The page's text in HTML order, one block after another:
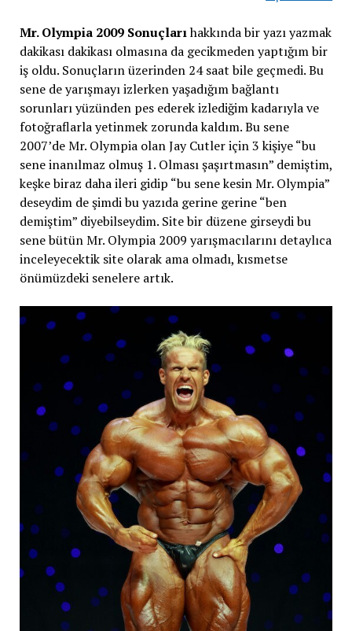
Mr. Olympia 2009 Sonuçlarıhakkında bir yazı yazmak
dakikası dakikası olmasına da gecikmeden yaptığım bir
iş oldu. Sonuçların üzerinden 24 saat bile geçmedi. Bu
sene de yarışmayı izlerken yaşadığım bağlantı
sorunları yüzünden pes ederek izlediğim kadarıyla ve
fotoğraflarla yetinmek zorunda kaldım. Bu sene
2007’de Mr. Olympia olan Jay Cutler için 3 kişiye “bu
sene inanılmaz olmuş 1. Olması şaşırtmasın” demiştim,
keşke biraz daha ileri gidip “bu sene kesin Mr. Olympia”
deseydim de şimdi bu yazıda gerine gerine “ben
demiştim” diyebilseydim. Site bir düzene girseydi bu
sene bütün Mr. Olympia 2009 yarışmacılarını detaylıca
inceleyecektik site olarak ama olmadı, kısmetse
önümüzdeki senelere artık.